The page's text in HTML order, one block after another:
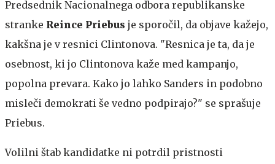
Predsednik Nacionalnega odbora republikanske
stranke Reince Priebus je sporočil, da objave kažejo,
kakšna je v resnici Clintonova. "Resnica je ta, da je
osebnost, ki jo Clintonova kaže med kampanjo,
popolna prevara. Kako jo lahko Sanders in podobno
misleči demokrati še vedno podpirajo?" se sprašuje
Priebus.
Volilni štab kandidatke ni potrdil pristnosti